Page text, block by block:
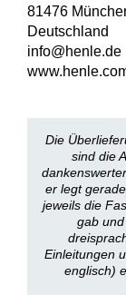
81476
Deutschland
info@henle.de
Die
sind die
er legt
jeweils die
gab
Einleitungen
englisch)